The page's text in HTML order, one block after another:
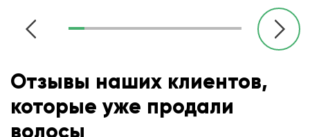
Отзывы наших клиентов,
которые уже продали
волосы